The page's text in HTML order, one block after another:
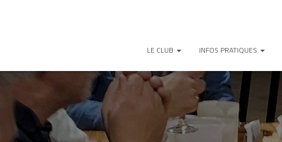
LE CLUB INFOS PRATIQUES